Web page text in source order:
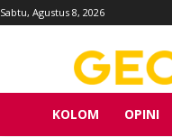
Sabtu, Agustus 8, 2026
KOLOM OPINI